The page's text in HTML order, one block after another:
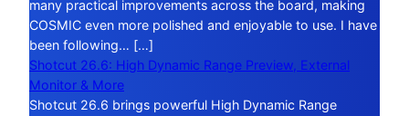
many practical improvements across the board, making
COSMIC even more polished and enjoyable to use. I have
been following… […]
Shotcut 26.6: High Dynamic Range Preview, External
Monitor & More
Shotcut 26.6 brings powerful High Dynamic Range